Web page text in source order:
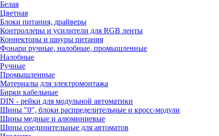
Белая
Цветная
Блоки питания, драйверы
Контроллеры и усилители для RGB ленты
Коннекторы и шнуры питания
Фонари ручные, налобные, промышленные
Налобные
Ручные
Промышленные
Материалы для электромонтажа
Бирки кабельные
DIN - рейки для модульной автоматики
Шины "0", блоки распределительные и кросс-модули
Шины медные и алюминиевые
Шины соединительные для автоматов